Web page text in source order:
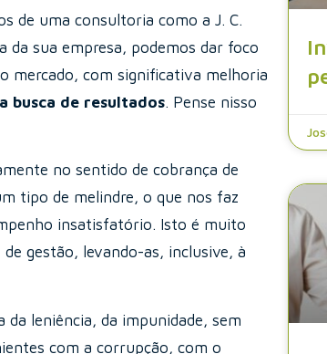
de uma consultoria como a J. C.
da sua empresa, podemos dar foco
mercado, com significativa melhoria
busca de resultados. Pense nisso
no sentido de cobrança de
tipo de melindre, o que nos faz
insatisfatório. Isto é muito
gestão, levando-as, inclusive, à
leniência, da impunidade, sem
com a corrupção, com o